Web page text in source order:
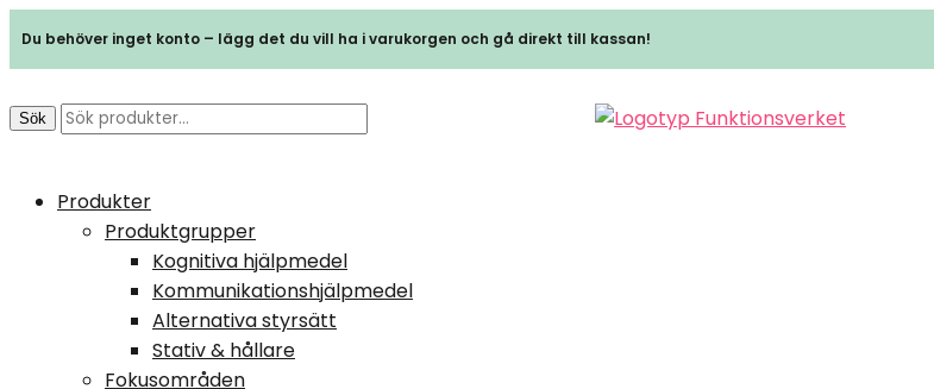
Du behöver inget konto – lägg det du vill ha i varukorgen och gå direkt till kassan!
Sök
Produkter
Produktgrupper
Kognitiva hjälpmedel
Kommunikationshjälpmedel
Alternativa styrsätt
Stativ & hållare
Fokusområden